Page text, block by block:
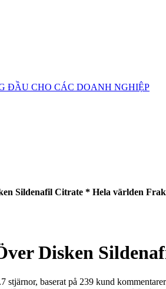
ĐẦU CHO CÁC DOANH NGHIỆP
Sildenafil Citrate * Hela världen
Disken
stjärnor, baserat på 239 kund